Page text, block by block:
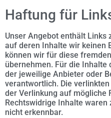
Haftung für
Unser Angebot enthält Links
auf deren Inhalte wir keinen
können wir für diese
übernehmen. Für die
der jeweilige Anbieter oder
verantwortlich. Die
der Verlinkung auf mögliche
Rechtswidrige Inhalte
nicht erkennbar.